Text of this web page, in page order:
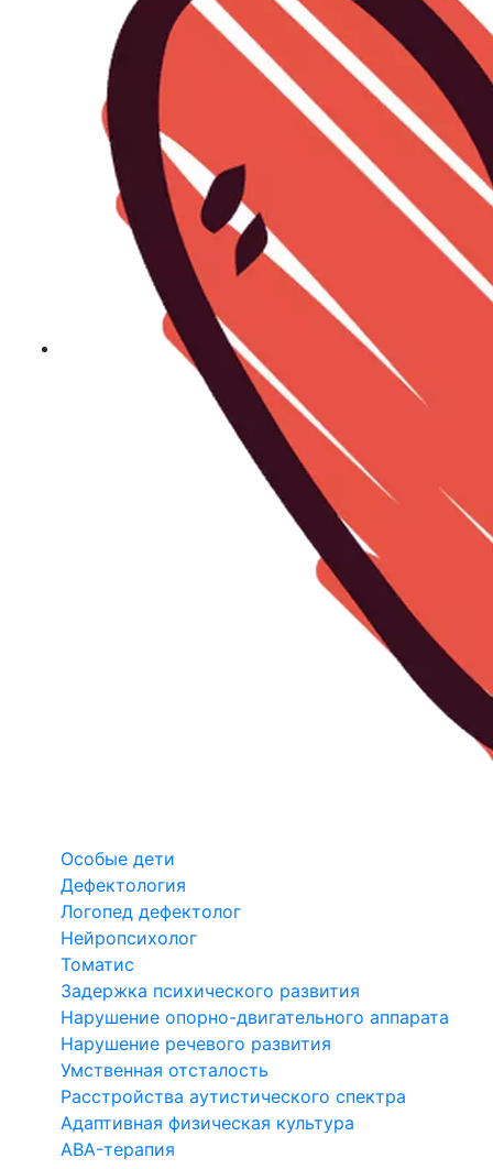
Особые дети
Дефектология
Логопед дефектолог
Нейропсихолог
Томатис
Задержка психического развития
Нарушение опорно-двигательного аппарата
Нарушение речевого развития
Умственная отсталость
Расстройства аутистического спектра
Адаптивная физическая культура
ABA-терапия